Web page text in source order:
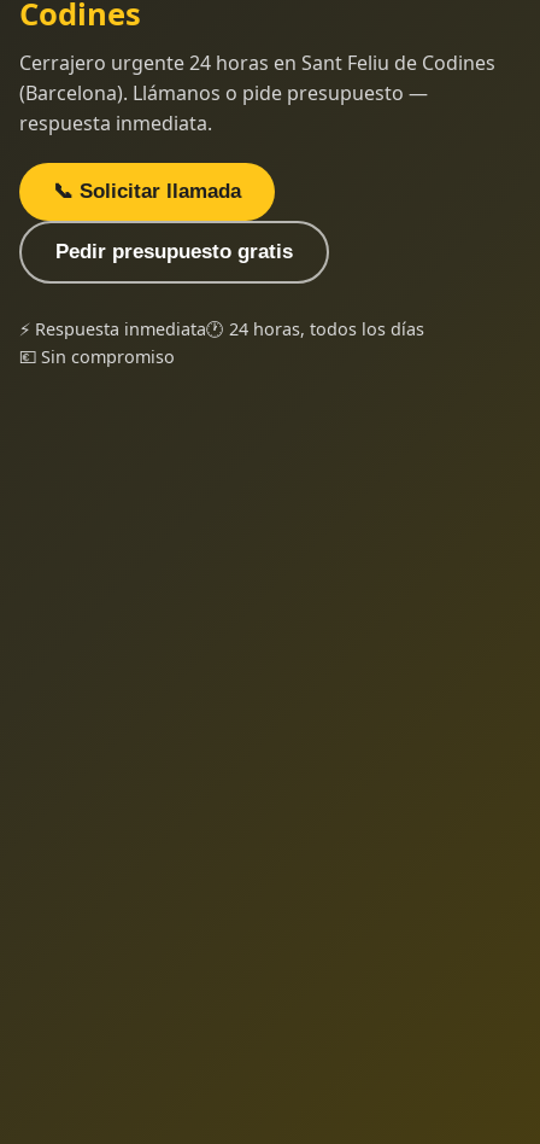
Codines
Cerrajero urgente 24 horas en Sant Feliu de Codines
(Barcelona). Llámanos o pide presupuesto —
respuesta inmediata.
📞 Solicitar llamada
Pedir presupuesto gratis
⚡ Respuesta inmediata🕐 24 horas, todos los días
💶 Sin compromiso